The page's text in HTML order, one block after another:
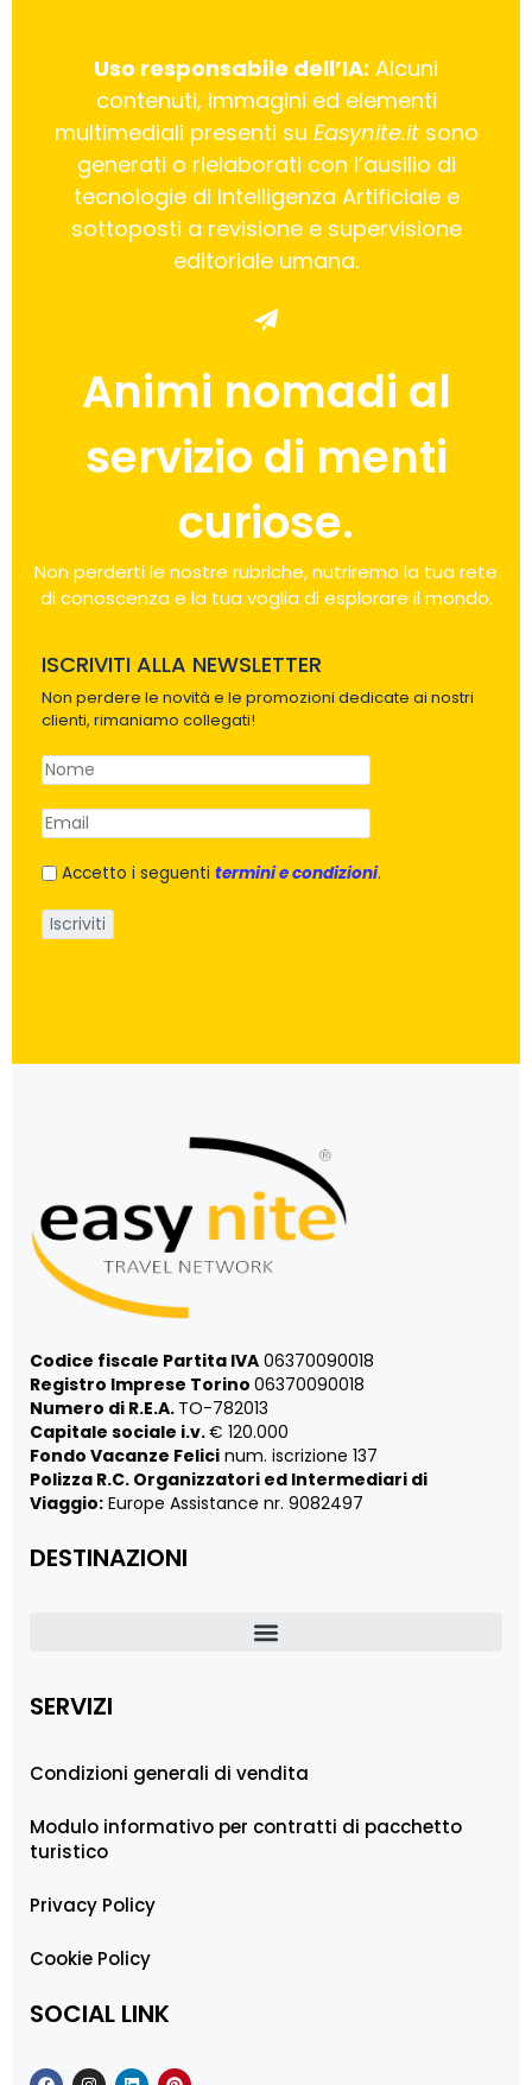
Uso responsabile dell’IA: Alcuni
contenuti, immagini ed elementi
multimediali presenti su Easynite.itsono
generati o rielaborati con l’ausilio di
tecnologie di Intelligenza Artificiale e
sottoposti a revisione e supervisione
editoriale umana.
Animi nomadi al
servizio di menti
curiose.
Non perderti le nostre rubriche, nutriremo la tua rete
di conoscenza e la tua voglia di esplorare il mondo.
ISCRIVITI ALLA NEWSLETTER
Non perdere le novità e le promozioni dedicate ai nostri
clienti, rimaniamo collegati!
Accetto i seguenti termini e condizioni.
Codice fiscale Partita IVA 06370090018
Registro Imprese Torino 06370090018
Numero di R.E.A. TO-782013
Capitale sociale i.v.€ 120.000
Fondo Vacanze Felici num. iscrizione 137
Polizza R.C. Organizzatori ed Intermediari di
Viaggio: Europe Assistance nr. 9082497
DESTINAZIONI
SERVIZI
Condizioni generali di vendita
Modulo informativo per contratti di pacchetto
turistico
Privacy Policy
Cookie Policy
SOCIAL LINK